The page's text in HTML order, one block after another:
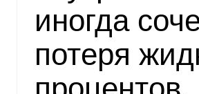
иногда
потеря